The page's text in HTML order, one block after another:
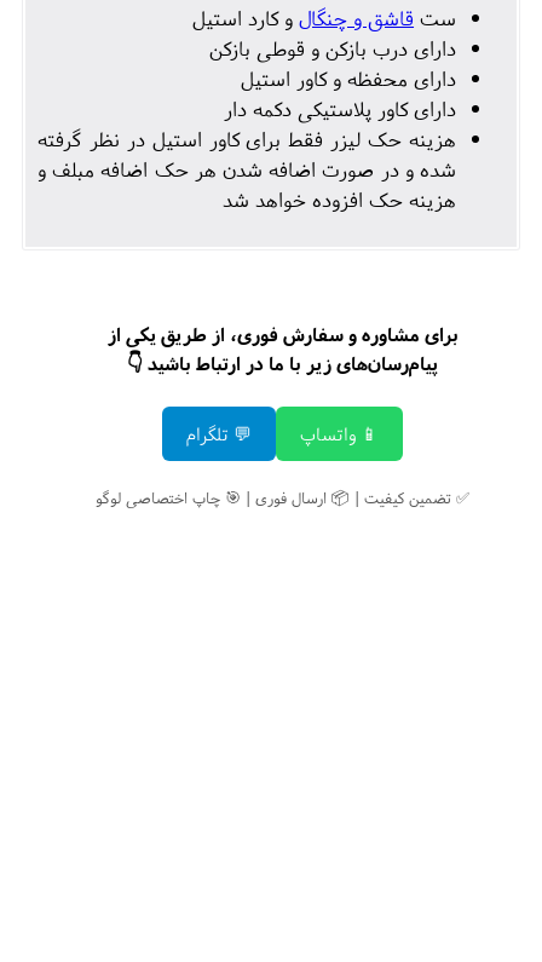
ست قاشق و چنگالو کارد استیل
دارای درب بازکن و قوطی بازکن
دارای محفظه و کاور استیل
دارای کاور پلاستیکی دکمه دار
هزینه حک لیزر فقط برای کاور استیل در نظر گرفته
شده و در صورت اضافه شدن هر حک اضافه مبلف و
هزینه حک افزوده خواهد شد
برای مشاوره و سفارش فوری، از طریق یکی از
پیام‌رسان‌های زیر با ما در ارتباط باشید 👇
📱 واتساپ 💬 تلگرام
✅ تضمین کیفیت | 📦 ارسال فوری | 🎯 چاپ اختصاصی لوگو